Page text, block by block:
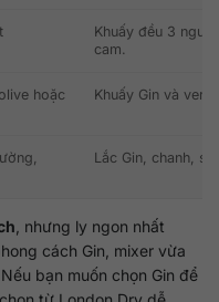
Khuấy đều 3
cam.
hoặc
Khuấy Gin và
Lắc Gin, chanh,
, nhưng ly ngon nhất
cách Gin, mixer vừa
bạn muốn chọn Gin để